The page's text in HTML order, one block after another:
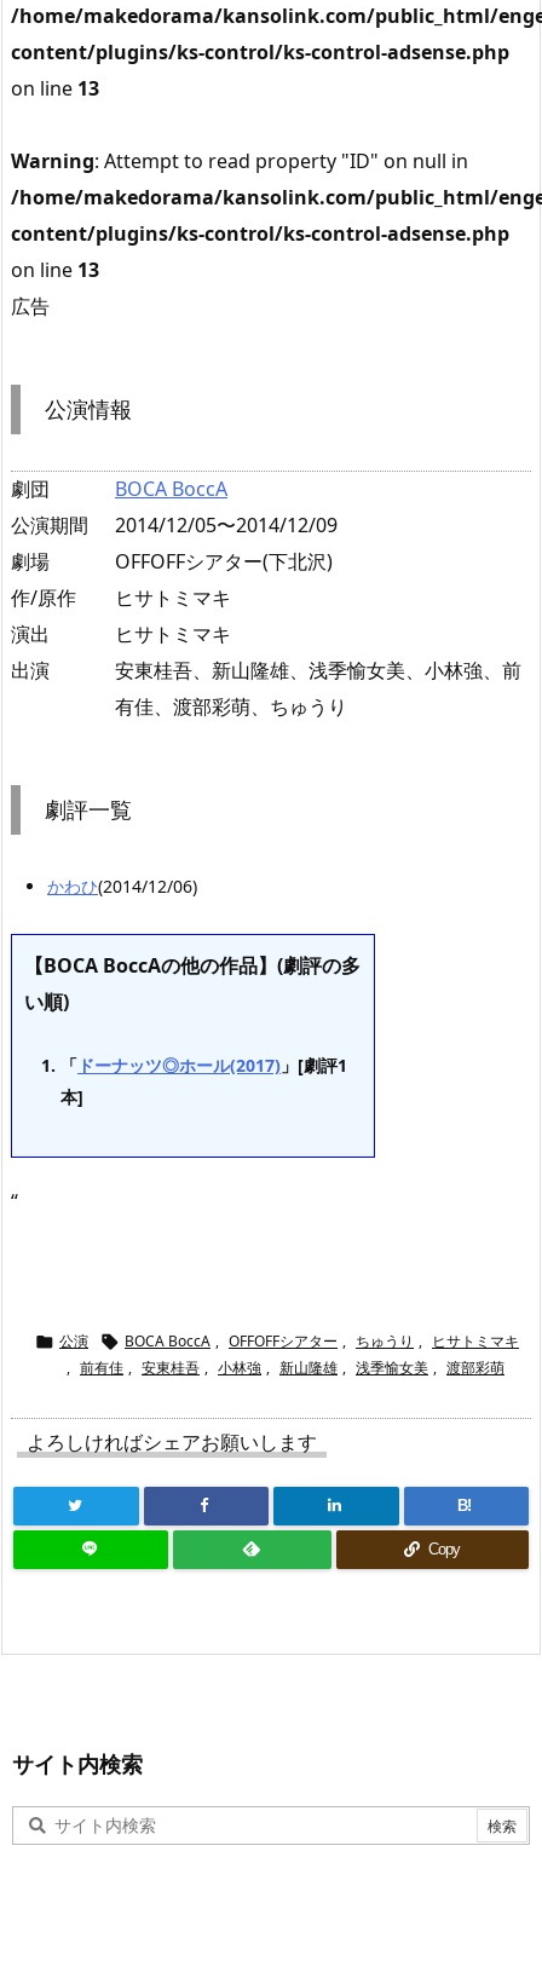
/home/makedorama/kansolink.com/public_html/
content/plugins/ks-control/ks-control-adsense.php
on line 13
Warning: Attempt to read property "ID" on null in
/home/makedorama/kansolink.com/public_html/
content/plugins/ks-control/ks-control-adsense.php
on line 13
広告
公演情報
劇団
BOCA BoccA
公演期間
2014/12/05〜2014/12/09
劇場
OFFOFFシアター(下北沢)
作/原作
ヒサトミマキ
演出
ヒサトミマキ
出演
安東桂吾、新山隆雄、浅季愉女美、小林強、前
有佳、渡部彩萌、ちゅうり
劇評一覧
かわひ(2014/12/06)
【BOCA BoccAの他の作品】(劇評の多
い順)
「 ドーナッツ◎ホール(2017) 」[劇評1
本]
“
 公演  BOCA BoccA , OFFOFFシアター , ちゅうり , ヒサトミマキ
, 前有佳 , 安東桂吾 , 小林強 , 新山隆雄 , 浅季愉女美 , 渡部彩萌
よろしければシェアお願いします
B!
Copy
サイト内検索